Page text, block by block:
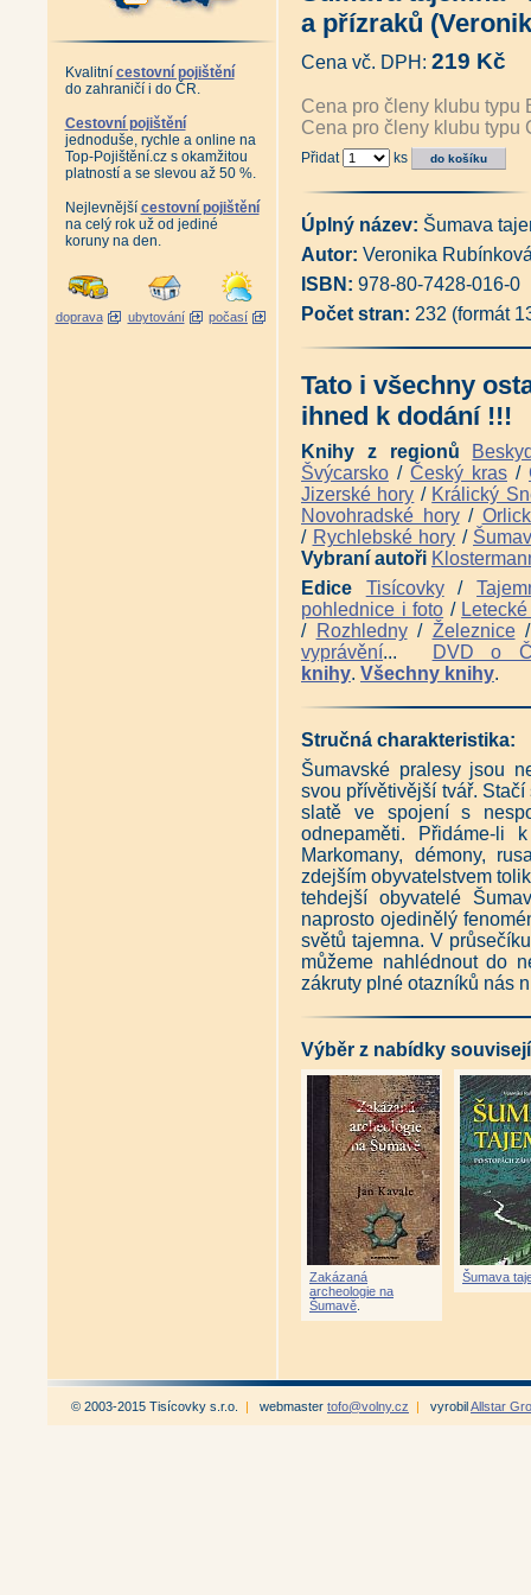
Kvalitní cestovní pojištění
do zahraničí i do ČR.
Cestovní pojištění
jednoduše, rychle a online na
Top-Pojištění.cz s okamžitou
platností a se slevou až 50 %.
Nejlevnější cestovní pojištění
na celý rok už od jediné
koruny na den.
doprava ubytování počasí
Edice Pověsti a pohádky|Edice
Autor Miloslav Nevrlý
a přízraků
Cena vč. DPH: 219 Kč
Cena pro členy klubu typu
Cena pro členy klubu typu
Přidat ks
Úplný název: Šumava
Autor: Veronika
ISBN: 978-80-7428-016-0
Počet stran: 232 (formát
Tato i všechny
ihned k dodání !!!
Knihy z regionů
Švýcarsko / Český kras /
Jizerské hory / Králický
Novohradské hory/
/ Rychlebské hory /
Vybraní autoři
Edice Tisícovky/
pohlednice i foto /
/ Rozhledny/ Železnice
vyprávění...
DVD o
knihy. Všechny knihy.
Stručná charakteristika:
Šumavské pralesy jsou
svou přívětivější tvář.
slatě ve spojení s
odnepaměti. Přidáme-li
Markomany, démony,
zdejším obyvatelstvem
tehdejší obyvatelé
naprosto ojedinělý
světů tajemna. V
můžeme nahlédnout do
zákruty plné otazníků nás
Výběr z nabídky
Zakázaná
archeologie na
Šumavě
Šumava
© 2003-2015 Tisícovky s.r.o. | webmaster tofo@volny.cz | vyrobilAllstar